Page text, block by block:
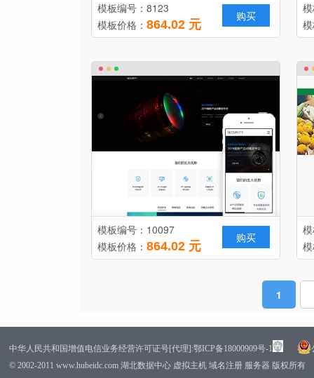
模板编号：8123
模板价格： 864.02 元
购买
模板编号：10097
模板价格： 864.02 元
购买
1
中华人民共和国增值电信业务经营许可证号[代理]:鄂ICP备18000909号-1
© 2002-2011 www.hubeidc.com 湖北数据中心 虚拟主机 域名注册 服务器 版权所有